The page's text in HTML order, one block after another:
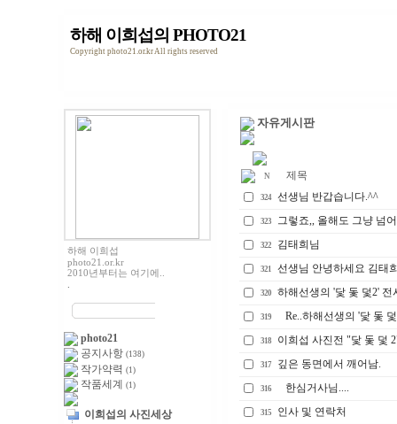
하해 이희섭의 PHOTO21
Copyright photo21.or.kr All rights reserved
하해 이희섭
photo21.or.kr
2010년부터는 여기에..
photo21
공지사항 (138)
작가약력 (1)
작품세계 (1)
이희섭의 사진세상
자유게시판
N 제목
324 선생님 반갑습니다.^^
323 그렇죠,, 올해도 그냥 넘
322 김태희님
321 선생님 안녕하세요 김태
320 하해선생의 '닻 돛 덫2' 전
319 Re..하해선생의 '닻 돛
318 이희섭 사진전 "닻 돛 덫
317 깊은 동면에서 깨어남.
316 한심거사님....
315 인사 및 연락처